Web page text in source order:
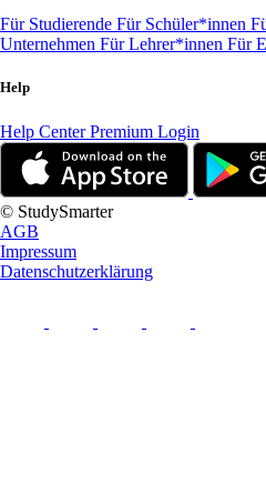
Für Studierende Für Schüler*innen
Unternehmen Für Lehrer*innen Für
Help
Help CenterPremium Login
© StudySmarter
AGB
Impressum
Datenschutzerklärung